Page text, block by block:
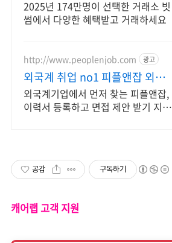
규 가입 시 5만원 혜택
2025년 174만명이 선택한 거래소 빗
썸에서 다양한 혜택받고 거래하세요
http://www.peoplenjob.com 광고
외국계 취업 no1 피플앤잡 외국
계기업 취업은 피플앤잡
외국계기업에서 먼저 찾는 피플앤잡,
이력서 등록하고 면접 제안 받기 지금
공감 구독하기
캐어랩 고객 지원